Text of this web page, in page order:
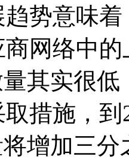
趋势意味
网络中
其实很
措施，
增加三